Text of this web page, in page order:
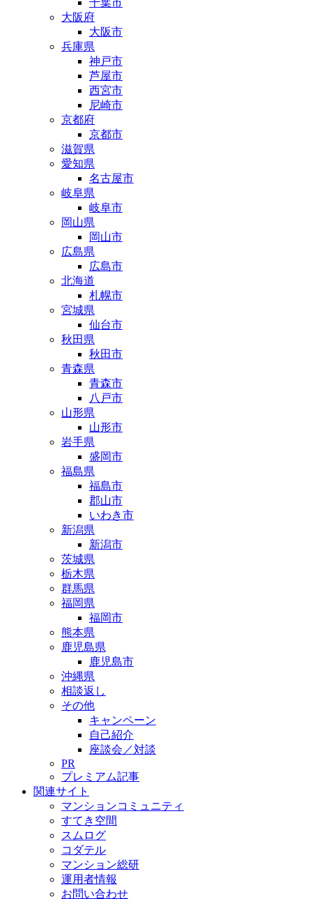
千葉市
大阪府
大阪市
兵庫県
神戸市
芦屋市
西宮市
尼崎市
京都府
京都市
滋賀県
愛知県
名古屋市
岐阜県
岐阜市
岡山県
岡山市
広島県
広島市
北海道
札幌市
宮城県
仙台市
秋田県
秋田市
青森県
青森市
八戸市
山形県
山形市
岩手県
盛岡市
福島県
福島市
郡山市
いわき市
新潟県
新潟市
茨城県
栃木県
群馬県
福岡県
福岡市
熊本県
鹿児島県
鹿児島市
沖縄県
相談返し
その他
キャンペーン
自己紹介
座談会／対談
PR
プレミアム記事
関連サイト
マンションコミュニティ
すてき空間
スムログ
コダテル
マンション総研
運用者情報
お問い合わせ